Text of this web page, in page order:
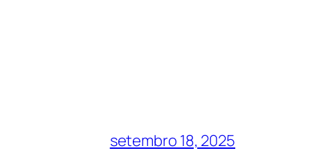
setembro 18, 2025